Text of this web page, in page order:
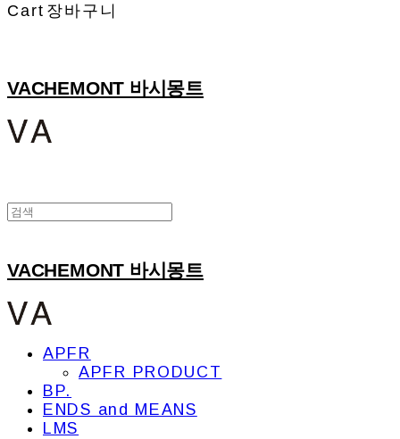
Cart 장바구니
VACHEMONT 바시몽트
VACHEMONT 바시몽트
APFR
APFR PRODUCT
BP.
ENDS and MEANS
LMS